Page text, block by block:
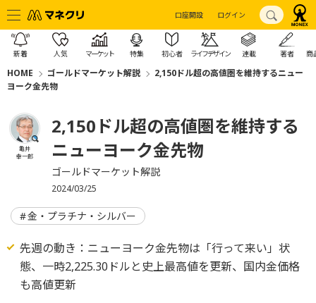
口座開設 ログイン
新着 人気 マーケット 特集 初心者 ライフデザイン 連載 著者 商
HOME ゴールドマーケット解説
2,150ドル超の高値圏を維持するニュー
ヨーク金先物
亀井
幸一郎
2,150ドル超の高値圏を維持する
ニューヨーク金先物
ゴールドマーケット解説
2024/03/25
金・プラチナ・シルバー
先週の動き：ニューヨーク金先物は「行って来い」状
態、一時2,225.30ドルと史上最高値を更新、国内金価格
も高値更新